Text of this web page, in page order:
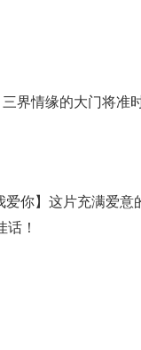
界情缘的大门将准
你】这片充满爱意
！